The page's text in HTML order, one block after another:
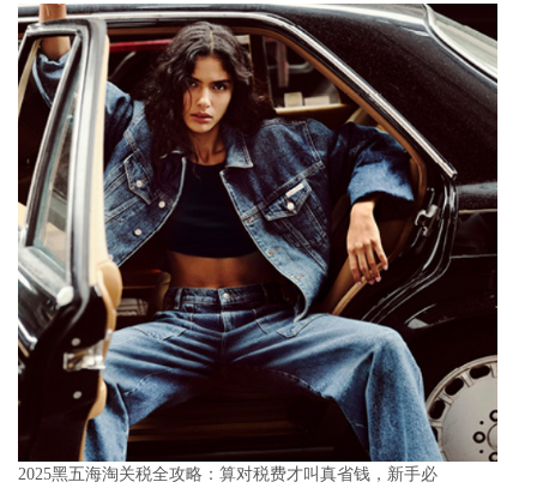
2025黑五海淘关税全攻略：算对税费才叫真省钱，新手必